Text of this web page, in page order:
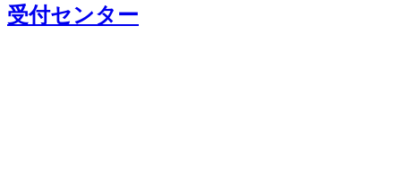
受付センター